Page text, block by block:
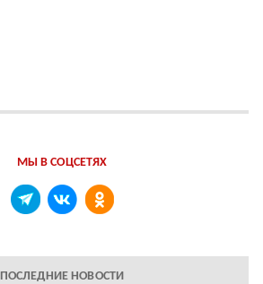
МЫ В СОЦСЕТЯХ
ПОСЛЕДНИЕ НОВОСТИ